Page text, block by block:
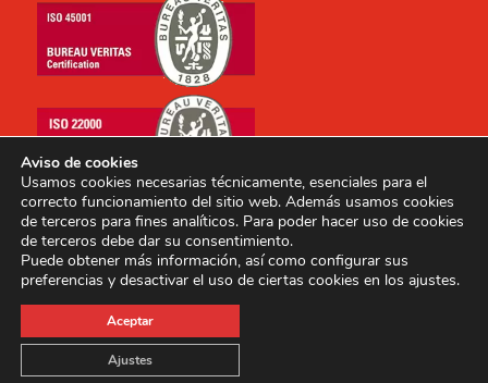
Copyright © 2014-2026 E.I. Archipielago, S.A. Todos los
derechos reservados.
Aviso Legal
Condiciones generales
Política de privacidad Política de Cookies
Aviso de cookies
Usamos cookies necesarias técnicamente, esenciales para el
correcto funcionamiento del sitio web. Además usamos cookies
de terceros para fines analíticos. Para poder hacer uso de cookies
de terceros debe dar su consentimiento.
Puede obtener más información, así como configurar sus
preferencias y desactivar el uso de ciertas cookies en los ajustes.
Aceptar
Ajustes